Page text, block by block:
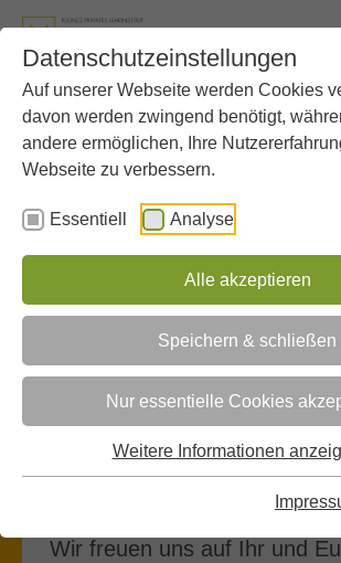
Datenschutzeinstellungen
Auf unserer Webseite werden Cookies
davon werden zwingend benötigt,
andere ermöglichen, Ihre
Webseite zu verbessern.
Essentiell Analyse
Alle akzeptieren
Speichern & schließen
Nur essentielle Cookies
Weitere Informationen
Sie sind hier:
Gymnasium Weitere Angebote
Sommerfest 2026
Wir freuen uns auf Ihr und